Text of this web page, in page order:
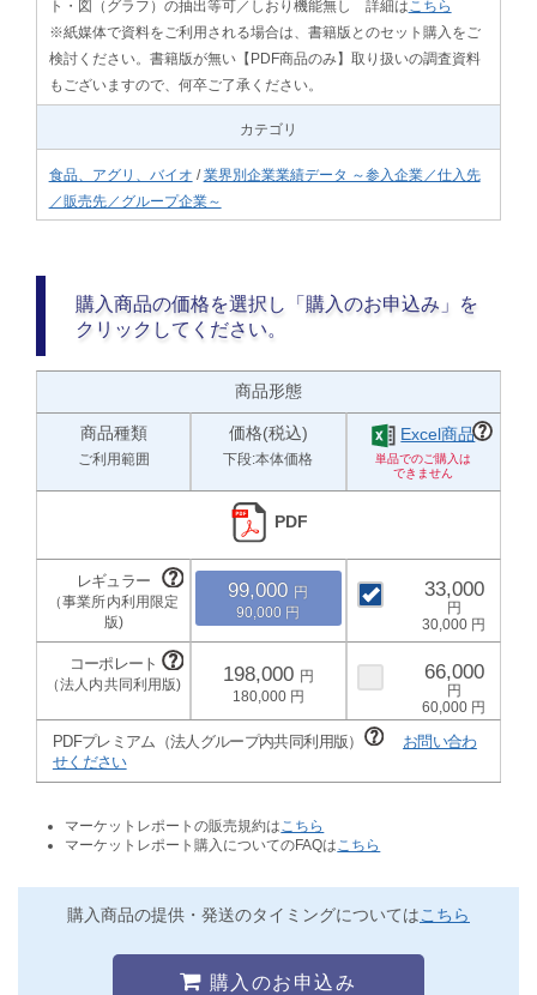
ト・図（グラフ）の抽出等可／しおり機能無し 詳細は こちら
※紙媒体で資料をご利用される場合は、書籍版とのセット購入をご
検討ください。書籍版が無い【PDF商品のみ】取り扱いの調査資料
もございますので、何卒ご了承ください。
カテゴリ
食品、アグリ、バイオ /業界別企業業績データ ～参入企業／仕入先
／販売先／グループ企業～
購入商品の価格を選択し「購入のお申込み」を
クリックしてください。
商品形態
商品種類
ご利用範囲
価格(税込)
下段:本体価格
Excel商品
PDF
99,000
90,000
33,000
30,000
198,000
180,000
66,000
60,000
PDFプレミアム（法人グループ内共同利用版）
お問い合わ
せください
マーケットレポートの販売規約は こちら
マーケットレポート購入についてのFAQは こちら
購入商品の提供・発送のタイミングについてはこちら
購入のお申込み